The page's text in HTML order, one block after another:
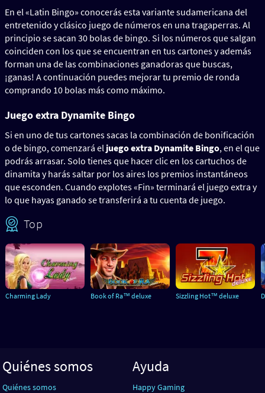
En el «Latin Bingo» conocerás esta variante sudamericana del
entretenido y clásico juego de números en una tragaperras. Al
principio se sacan 30 bolas de bingo. Si los números que salgan
coinciden con los que se encuentran en tus cartones y además
forman una de las combinaciones ganadoras que buscas,
¡ganas! A continuación puedes mejorar tu premio de ronda
comprando 10 bolas más como máximo.
Juego extra Dynamite Bingo
Si en uno de tus cartones sacas la combinación de bonificación
o de bingo, comenzará el juego extra Dynamite Bingo, en el que
podrás arrasar. Solo tienes que hacer clic en los cartuchos de
dinamita y harás saltar por los aires los premios instantáneos
que esconden. Cuando explotes «Fin» terminará el juego extra y
lo que hayas ganado se transferirá a tu cuenta de juego.
Top
Charming Lady Book of Ra™ deluxe Sizzling Hot™ deluxe
Quiénes somos
Quiénes somos
Ayuda
Happy Gaming